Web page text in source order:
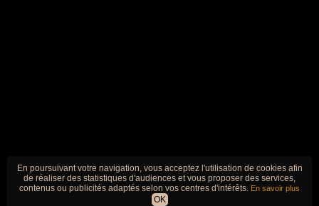
En poursuivant votre navigation, vous acceptez l'utilisation de cookies afin
de réaliser des statistiques d'audiences et vous proposer des services,
contenus ou publicités adaptés selon vos centres d'intérêts. En savoir plus
OK